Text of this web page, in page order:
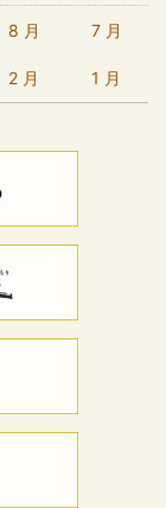
8 月 7 月
2 月 1 月